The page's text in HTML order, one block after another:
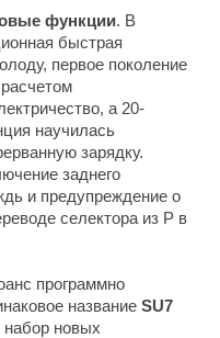
функции. В
быстрая
первое поколение
а 20-
научилась
зарядку.
заднего
и предупреждение о
селектора из P в
программно
название SU7
набор новых